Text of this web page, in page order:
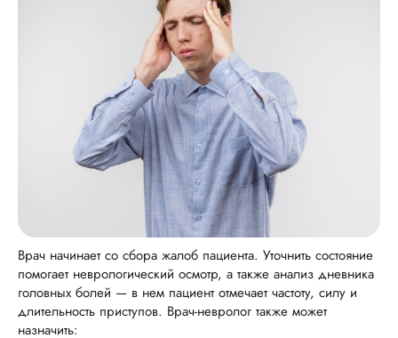
Врач начинает со сбора жалоб пациента. Уточнить состояние
помогает неврологический осмотр, а также анализ дневника
головных болей — в нем пациент отмечает частоту, силу и
длительность приступов. Врач-невролог также может
назначить: